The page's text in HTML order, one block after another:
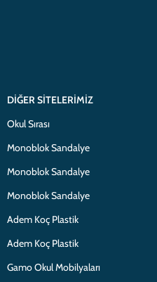
DIĞER SITELERIMIZ
Okul Sırası
Monoblok Sandalye
Monoblok Sandalye
Monoblok Sandalye
Adem Koç Plastik
Adem Koç Plastik
Gamo Okul Mobilyaları